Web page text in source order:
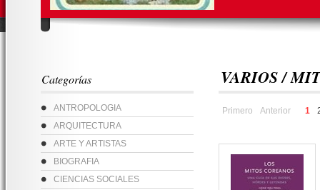
Categorías
ANTROPOLOGIA
ARQUITECTURA
ARTE Y ARTISTAS
BIOGRAFIA
CIENCIAS SOCIALES
VARIOS /
Primero Anterior 1